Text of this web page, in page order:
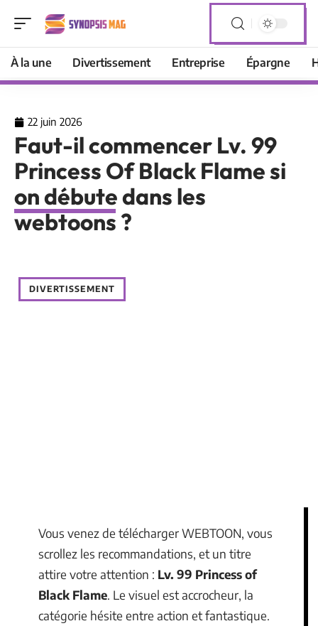
À la une Divertissement Entreprise Épargne
22 juin 2026
Faut-il commencer Lv. 99
Princess Of Black Flame si
on débute dans les
webtoons ?
DIVERTISSEMENT
Vous venez de télécharger WEBTOON, vous
scrollez les recommandations, et un titre
attire votre attention : Lv. 99 Princess of
Black Flame. Le visuel est accrocheur, la
catégorie hésite entre action et fantastique.